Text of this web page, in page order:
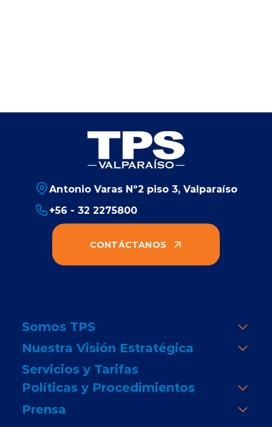
Antonio Varas Nº2 piso 3, Valparaíso
+56 - 32 2275800
CONTÁCTANOS
Somos TPS
Nuestra Visión Estratégica
Servicios y Tarifas
Políticas y Procedimientos
Prensa